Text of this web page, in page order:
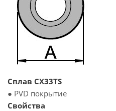
Сплав CX33TS
● PVD покрытие
Свойства